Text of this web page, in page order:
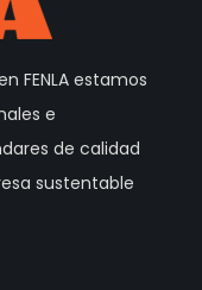
FENLA estamos
e
de calidad
sustentable